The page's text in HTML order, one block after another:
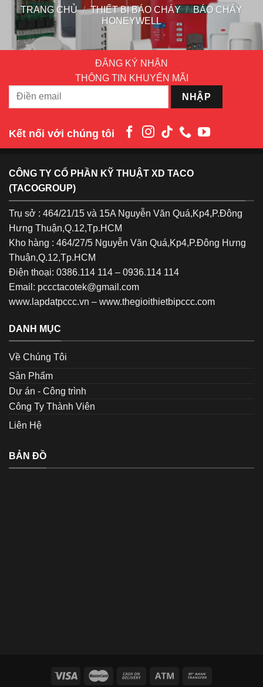
TRANG CHỦ / THIẾT BỊ BÁO CHÁY / BÁO CHÁY
HONEYWELL
ĐĂNG KÝ NHẬN
THÔNG TIN KHUYẾN MÃI
Kết nối với chúng tôi
CÔNG TY CỔ PHẦN KỸ THUẬT XD TACO
(TACOGROUP)
Trụ sở : 464/21/15 và 15A Nguyễn Văn Quá,Kp4,P.Đông
Hưng Thuận,Q.12,Tp.HCM
Kho hàng : 464/27/5 Nguyễn Văn Quá,Kp4,P.Đông Hưng
Thuận,Q.12,Tp.HCM
Điện thoại: 0386.114 114 – 0936.114 114
Email: pccctacotek@gmail.com
www.lapdatpccc.vn – www.thegioithietbipccc.com
DANH MỤC
Về Chúng Tôi
Sản Phẩm
Dự án - Công trình
Công Ty Thành Viên
Liên Hệ
BẢN ĐỒ